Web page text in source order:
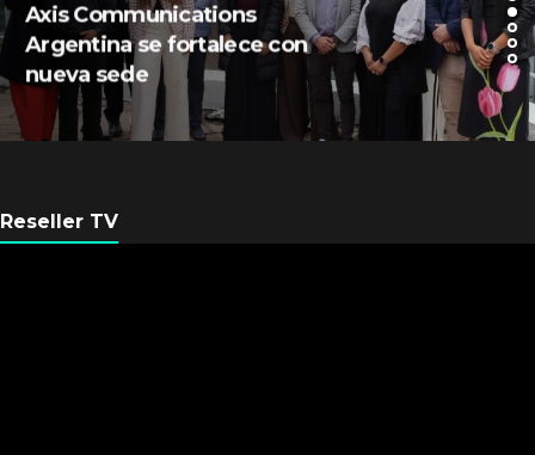
Axis Communications
Argentina se fortalece con
nueva sede
Reseller TV